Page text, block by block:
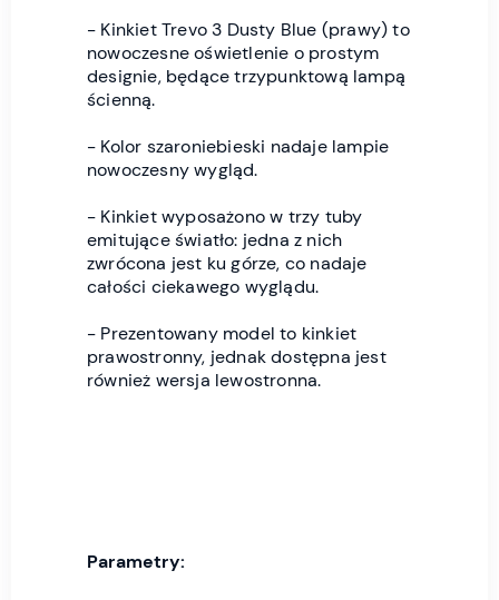
- Kinkiet Trevo 3 Dusty Blue (prawy) to
nowoczesne oświetlenie o prostym
designie, będące trzypunktową lampą
ścienną.
- Kolor szaroniebieski nadaje lampie
nowoczesny wygląd.
- Kinkiet wyposażono w trzy tuby
emitujące światło: jedna z nich
zwrócona jest ku górze, co nadaje
całości ciekawego wyglądu.
- Prezentowany model to kinkiet
prawostronny, jednak dostępna jest
również wersja lewostronna.
Parametry: